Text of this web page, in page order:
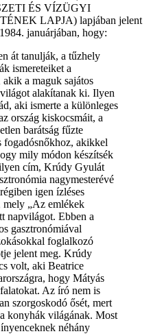
ÉS VÍZÜGYI
LAPJA) lapjában jelent
januárjában, hogy:
át tanulják, a tűzhely
ismereteiket a
a maguk sajátos
alakítanak ki. Ilyen
aki ismerte a különleges
ország kiskocsmáit, a
barátság fűzte
fogadósnőkhoz, akikkel
mily módon készítsék
cím, Krúdy Gyulát
nagymesterévé
igen ízléses
mely „Az emlékek
napvilágot. Ebben a
gasztronómiával
foglalkozó
jelent meg. Krúdy
volt, aki Beatrice
hogy Mátyás
Az író nem is
szorgoskodó ősét, mert
konyhák világának. Most
néhány